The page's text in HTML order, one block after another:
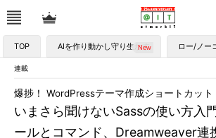
TOP AIを作り動かし守り生かす ロー/ノー
連載
いまさら聞けないSassの使い方
ールとコマンド、Dreamweaver連
爆捗！ WordPressテーマ作成ショートカット